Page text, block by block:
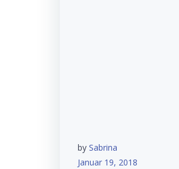
by Sabrina
Januar 19, 2018